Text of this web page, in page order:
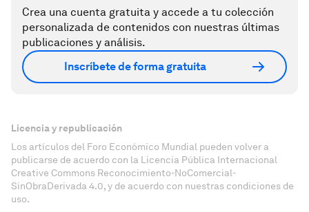
Crea una cuenta gratuita y accede a tu colección
personalizada de contenidos con nuestras últimas
publicaciones y análisis.
Inscríbete de forma gratuita
Licencia y republicación
Los artículos del Foro Económico Mundial pueden volver a
publicarse de acuerdo con la Licencia Pública Internacional
Creative Commons Reconocimiento-NoComercial-
SinObraDerivada 4.0, y de acuerdo con nuestras condiciones de
uso.